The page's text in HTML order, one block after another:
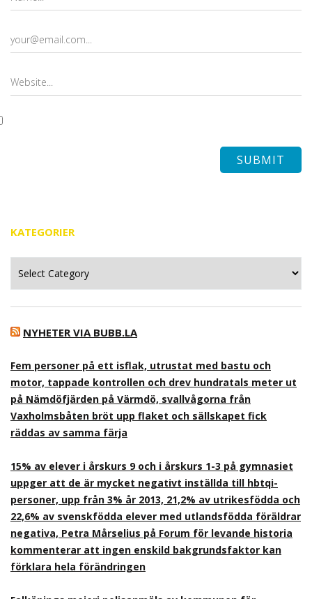
KATEGORIER
NYHETER VIA BUBB.LA
Fem personer på ett isflak, utrustat med bastu och
motor, tappade kontrollen och drev hundratals meter ut
på Nämdöfjärden på Värmdö, svallvågorna från
Vaxholmsbåten bröt upp flaket och sällskapet fick
räddas av samma färja
15% av elever i årskurs 9 och i årskurs 1-3 på gymnasiet
uppger att de är mycket negativt inställda till hbtqi-
personer, upp från 3% år 2013, 21,2% av utrikesfödda och
22,6% av svenskfödda elever med utlandsfödda föräldrar
negativa, Petra Mårselius på Forum för levande historia
kommenterar att ingen enskild bakgrundsfaktor kan
förklara hela förändringen